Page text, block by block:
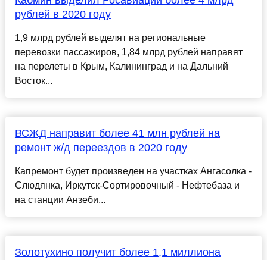
рублей в 2020 году
1,9 млрд рублей выделят на региональные
перевозки пассажиров, 1,84 млрд рублей направят
на перелеты в Крым, Калининград и на Дальний
Восток...
ВСЖД направит более 41 млн рублей на
ремонт ж/д переездов в 2020 году
Капремонт будет произведен на участках Ангасолка -
Слюдянка, Иркутск-Сортировочный - Нефтебаза и
на станции Анзеби...
Золотухино получит более 1,1 миллиона